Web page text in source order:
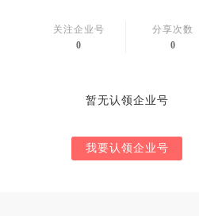
关注企业号
0
分享次数
0
暂无认领企业号
我要认领企业号